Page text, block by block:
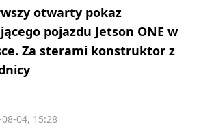
otwarty pokaz
pojazdu Jetson ONE w
Za sterami konstruktor z
04, 15:28